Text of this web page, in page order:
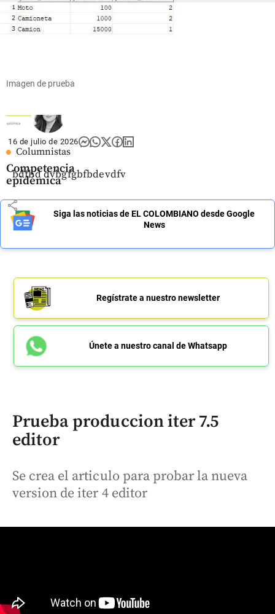
balón de
Maradona?
millones
en el
Oriente
Columnistas
Competencia
epidémica
share
Imagen de prueba
16 de julio de 2026
bdfbd dvbgfgbfbdevdfv
Siga las noticias de EL COLOMBIANO desde Google
News
Regístrate a nuestro newsletter
Únete a nuestro canal de Whatsapp
Prueba produccion iter 7.5
editor
Se crea el articulo para probar la nueva
version de iter 4 editor